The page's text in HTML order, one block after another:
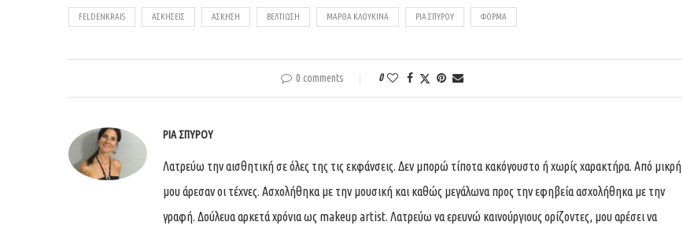
FELDENKRAIS ΑΣΚΉΣΕΙΣ ΆΣΚΗΣΗ ΒΕΛΤΊΩΣΗ ΜΆΡΘΑ ΚΛΟΥΚΊΝΑ ΡΙΑ ΣΠΥΡΟΥ ΦΌΡΜΑ
0 comments 0
ΡΊΑ ΣΠΎΡΟΥ
Λατρεύω την αισθητική σε όλες της τις εκφάνσεις. Δεν μπορώ τίποτα κακόγουστο ή χωρίς χαρακτήρα. Από μικρή
μου άρεσαν οι τέχνες. Ασχολήθηκα με την μουσική και καθώς μεγάλωνα προς την εφηβεία ασχολήθηκα με την
γραφή. Δούλευα αρκετά χρόνια ως makeup artist. Λατρεύω να ερευνώ καινούργιους ορίζοντες, μου αρέσει να